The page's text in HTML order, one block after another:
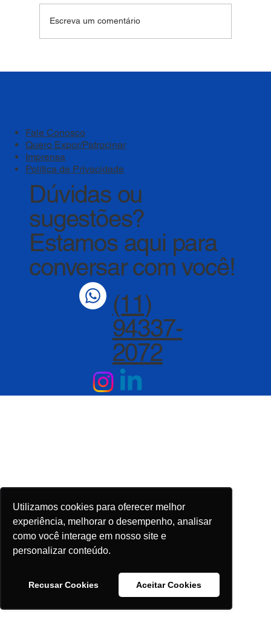
Utilizamos cookies para oferecer melhor
experiência, melhorar o desempenho, analisar
como você interage em nosso site e
personalizar conteúdo.
Recusar Cookies Aceitar Cookies
Escreva um comentário
Fale Conosco
Quero Expor/Patrocinar
Imprensa
Política de Privacidade
Dúvidas ou
sugestões?
Estamos aqui para
conversar com você!
(11)
94337-
2072